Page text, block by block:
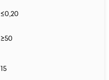
≤0,20
≥50
15